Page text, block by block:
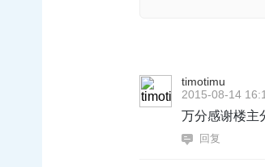
timotimu
2015-08-14
万分感谢楼主
回复